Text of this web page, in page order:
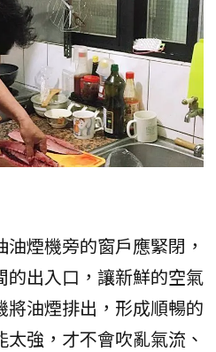
煙機旁的窗戶應緊閉，
的出入口，讓新鮮的空氣
將油煙排出，形成順暢的
強，才不會吹亂氣流、